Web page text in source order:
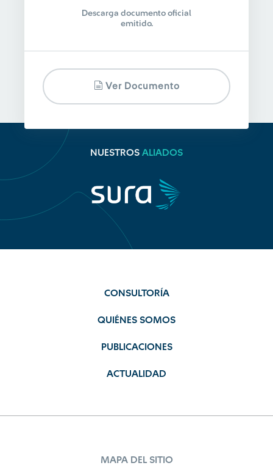
Descarga documento oficial
emitido.
Ver Documento
NUESTROS ALIADOS
CONSULTORÍA
QUIÉNES SOMOS
PUBLICACIONES
ACTUALIDAD
MAPA DEL SITIO